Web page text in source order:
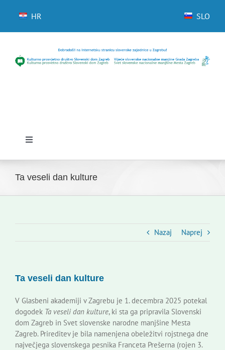
HR SLO
Toggle
Novice
Kontakti
Novi odmev – naše glasilo
Ta veseli dan kulture
Nazaj Naprej
Ta veseli dan kulture
V Glasbeni akademiji v Zagrebu je 1. decembra 2025 potekal
dogodek Ta veseli dan kulture, ki sta ga pripravila Slovenski
dom Zagreb in Svet slovenske narodne manjšine Mesta
Zagreb. Prireditev je bila namenjena obeležitvi rojstnega dne
največjega slovenskega pesnika Franceta Prešerna (rojen 3.